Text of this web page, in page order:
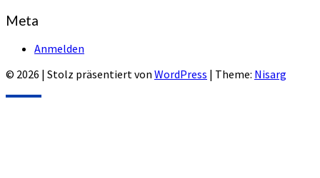
Meta
Anmelden
© 2026 | Stolz präsentiert von WordPress | Theme: Nisarg